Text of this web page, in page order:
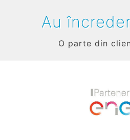
Au
O parte din